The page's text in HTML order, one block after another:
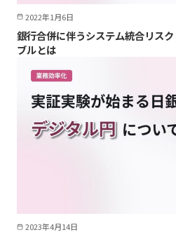
2022年1月6日
銀行合併に伴うシステム統合リス
ブルとは
2023年4月14日